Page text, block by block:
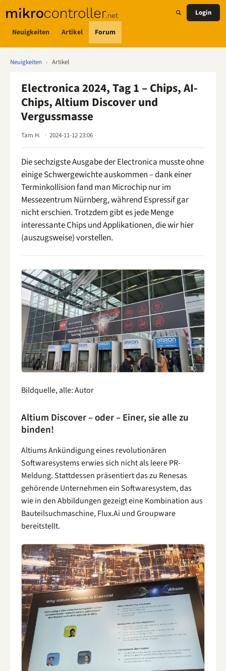
Neuigkeiten Artikel Forum
Login
Neuigkeiten › Artikel
Electronica 2024, Tag 1 – Chips, AI-
Chips, Altium Discover und
Vergussmasse
Tam H. 2024-11-12 23:06
Die sechzigste Ausgabe der Electronica musste ohne
einige Schwergewichte auskommen – dank einer
Terminkollision fand man Microchip nur im
Messezentrum Nürnberg, während Espressif gar
nicht erschien. Trotzdem gibt es jede Menge
interessante Chips und Applikationen, die wir hier
(auszugsweise) vorstellen.
Bildquelle, alle: Autor
Altium Discover – oder – Einer, sie alle zu
binden!
Altiums Ankündigung eines revolutionären
Softwaresystems erwies sich nicht als leere PR-
Meldung. Stattdessen präsentiert das zu Renesas
gehörende Unternehmen ein Softwaresystem, das
wie in den Abbildungen gezeigt eine Kombination aus
Bauteilsuchmaschine, Flux.Ai und Groupware
bereitstellt.